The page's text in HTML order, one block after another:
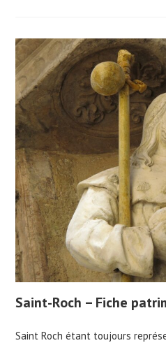
Saint-Roch – Fiche
Saint Roch étant toujours